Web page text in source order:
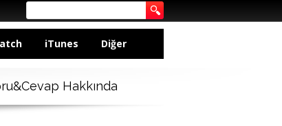
iTunes Diğer
Hakkında